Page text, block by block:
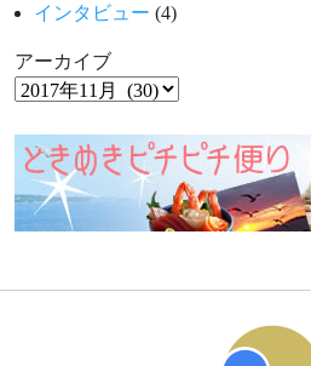
インタビュー (4)
アーカイブ